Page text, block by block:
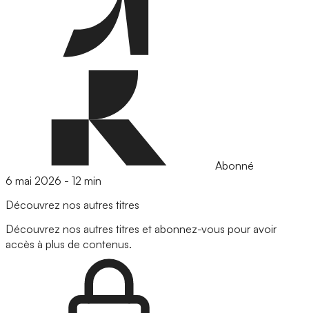
Abonné
6 mai 2026 - 12 min
Découvrez nos autres titres
Découvrez nos autres titres et abonnez-vous pour avoir
accès à plus de contenus.